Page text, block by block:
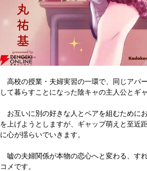
高校の授業・夫婦実習の一環で、同じアパ
して暮らすことになった陰キャの主人公とギャ
お互いに別の好きな人とペアを組むために
を上げようとしますが、ギャップ萌えと至近
に心が揺らいでいきます。
嘘の夫婦関係が本物の恋心へと変わる、す
コメです。